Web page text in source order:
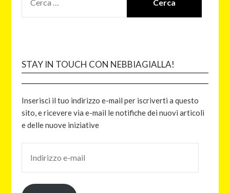
STAY IN TOUCH CON NEBBIAGIALLA!
Inserisci il tuo indirizzo e-mail per iscriverti a questo
sito, e ricevere via e-mail le notifiche dei nuovi articoli
e delle nuove iniziative